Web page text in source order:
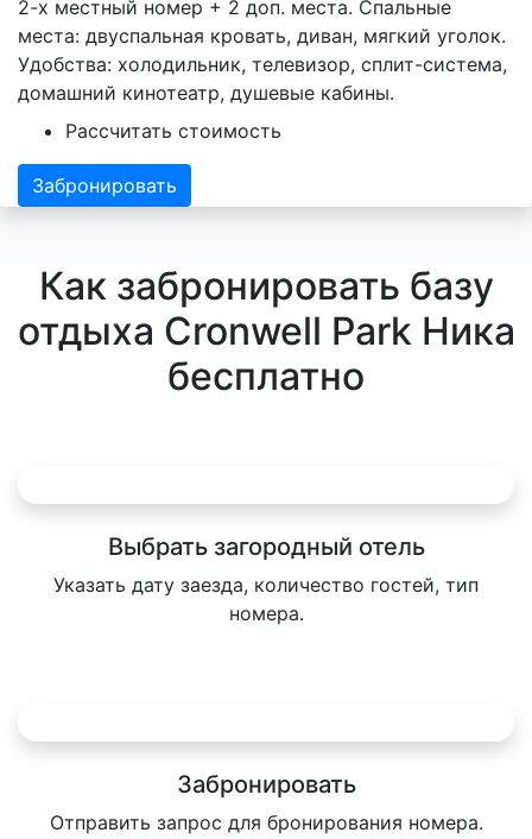
2-х местный номер + 2 доп. места. Спальные
места: двуспальная кровать, диван, мягкий уголок.
Удобства: холодильник, телевизор, сплит-система,
домашний кинотеатр, душевые кабины.
Рассчитать стоимость
Забронировать
Как забронировать базу
отдыха Cronwell Park Ника
бесплатно
Выбрать загородный отель
Указать дату заезда, количество гостей, тип
номера.
Забронировать
Отправить запрос для бронирования номера.